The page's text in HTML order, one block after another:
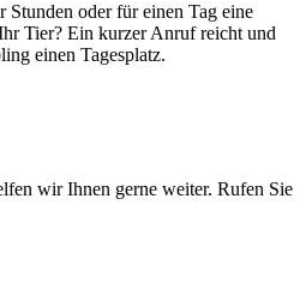
Stunden oder für einen Tag eine
Tier? Ein kurzer Anruf reicht und
einen Tagesplatz.
wir Ihnen gerne weiter. Rufen Sie